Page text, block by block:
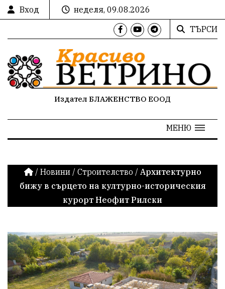
Вход
неделя, 09.08.2026
ТЪРСИ
Издател БЛАЖЕНСТВО ЕООД
МЕНЮ
/ Новини / Строителство / Архитектурно
бижу в сърцето на културно-историческия
курорт Неофит Рилски